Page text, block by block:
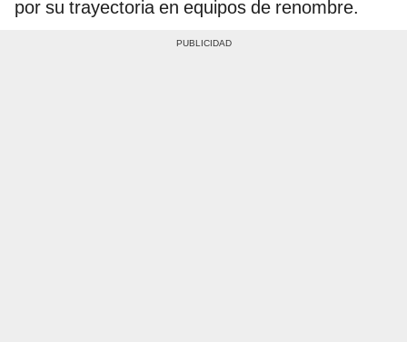
por su trayectoria en equipos de renombre.